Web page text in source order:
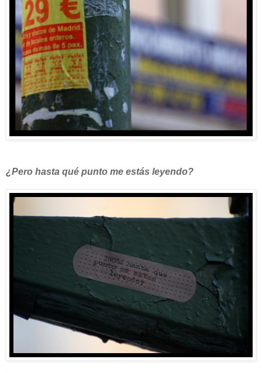
¿Pero hasta qué punto me estás leyendo?